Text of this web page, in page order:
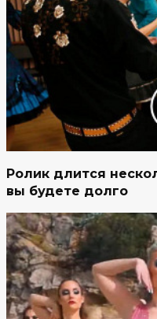
Ролик длится
вы будете долго